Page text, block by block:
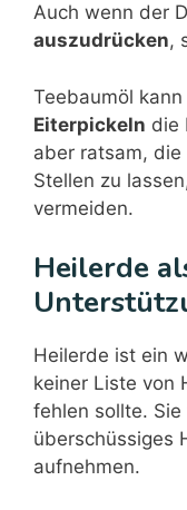
Auch wenn der
auszudrücken,
Teebaumöl
Eiterpickeln die
aber ratsam,
Stellen zu
vermeiden.
Heilerde
Heilerde ist ein
keiner Liste von
fehlen sollte.
überschüssiges
aufnehmen.